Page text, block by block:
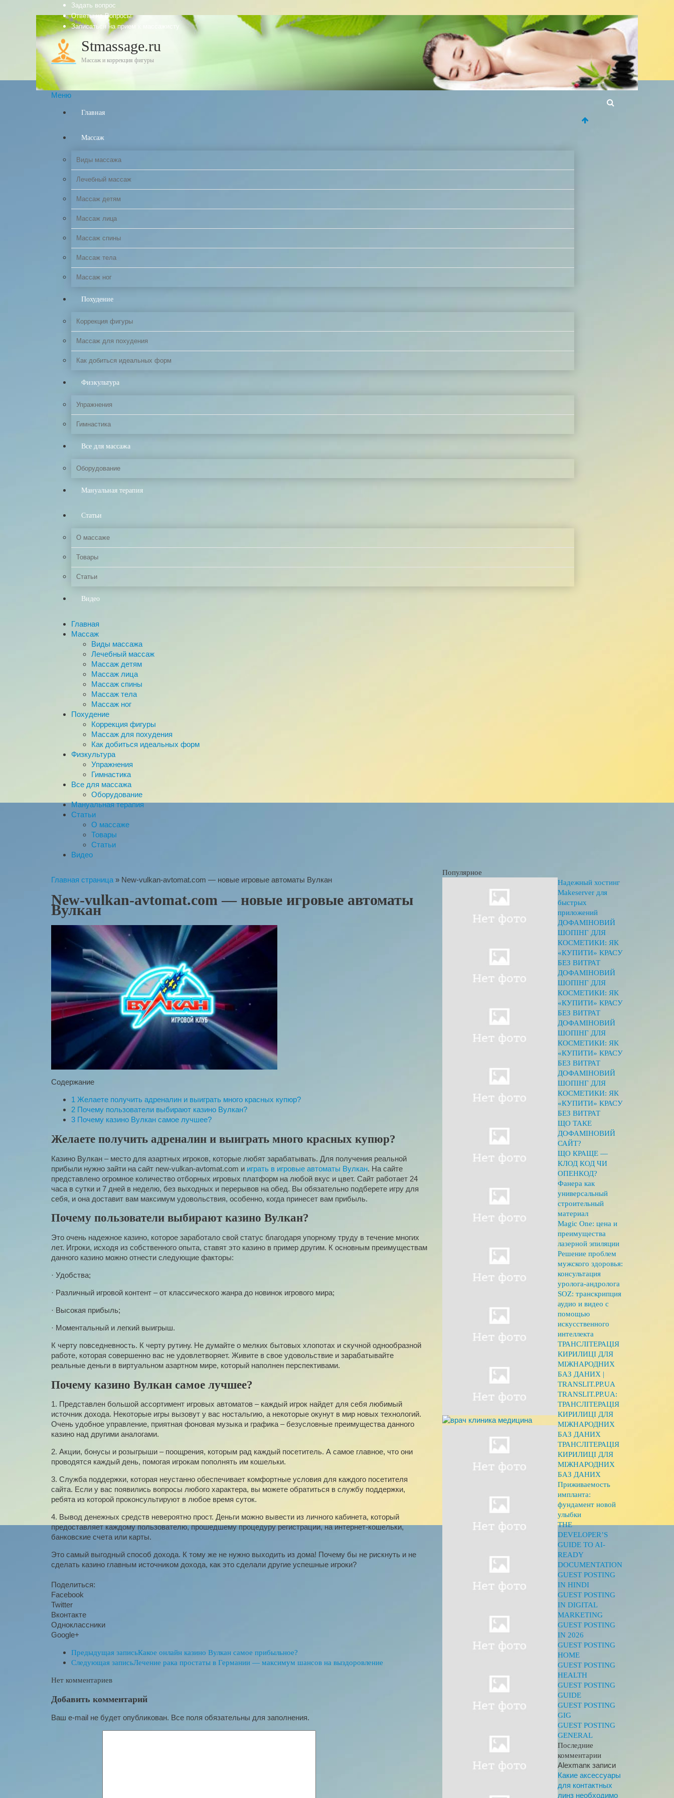
Задать вопрос
Ответы на Вопросы
Записаться на прием к массажисту
Stmassage.ru
Массаж и коррекция фигуры
Меню
Главная
Массаж
Виды массажа
Лечебный массаж
Массаж детям
Массаж лица
Массаж спины
Массаж тела
Массаж ног
Похудение
Коррекция фигуры
Массаж для похудения
Как добиться идеальных форм
Физкультура
Упражнения
Гимнастика
Все для массажа
Оборудование
Мануальная терапия
Статьи
О массаже
Товары
Статьи
Видео
Главная
Массаж
Виды массажа
Лечебный массаж
Массаж детям
Массаж лица
Массаж спины
Массаж тела
Массаж ног
Похудение
Коррекция фигуры
Массаж для похудения
Как добиться идеальных форм
Физкультура
Упражнения
Гимнастика
Все для массажа
Оборудование
Мануальная терапия
Статьи
О массаже
Товары
Статьи
Видео
Главная страница » New-vulkan-avtomat.com — новые игровые автоматы Вулкан
New-vulkan-avtomat.com — новые игровые автоматы
Вулкан
Содержание
1 Желаете получить адреналин и выиграть много красных купюр?
2 Почему пользователи выбирают казино Вулкан?
3 Почему казино Вулкан самое лучшее?
Желаете получить адреналин и выиграть много красных купюр?
Казино Вулкан – место для азартных игроков, которые любят зарабатывать. Для получения реальной
прибыли нужно зайти на сайт new-vulkan-avtomat.com и играть в игровые автоматы Вулкан. На сайте
представлено огромное количество отборных игровых платформ на любой вкус и цвет. Сайт работает 24
часа в сутки и 7 дней в неделю, без выходных и перерывов на обед. Вы обязательно подберете игру для
себя, и она доставит вам максимум удовольствия, особенно, когда принесет вам прибыль.
Почему пользователи выбирают казино Вулкан?
Это очень надежное казино, которое заработало свой статус благодаря упорному труду в течение многих
лет. Игроки, исходя из собственного опыта, ставят это казино в пример другим. К основным преимуществам
данного казино можно отнести следующие факторы:
· Удобства;
· Различный игровой контент – от классического жанра до новинок игрового мира;
· Высокая прибыль;
· Моментальный и легкий выигрыш.
К черту повседневность. К черту рутину. Не думайте о мелких бытовых хлопотах и скучной однообразной
работе, которая совершенно вас не удовлетворяет. Живите в свое удовольствие и зарабатывайте
реальные деньги в виртуальном азартном мире, который наполнен перспективами.
Почему казино Вулкан самое лучшее?
1. Представлен большой ассортимент игровых автоматов – каждый игрок найдет для себя любимый
источник дохода. Некоторые игры вызовут у вас ностальгию, а некоторые окунут в мир новых технологий.
Очень удобное управление, приятная фоновая музыка и графика – безусловные преимущества данного
казино над другими аналогами.
2. Акции, бонусы и розыгрыши – поощрения, которым рад каждый посетитель. А самое главное, что они
проводятся каждый день, помогая игрокам пополнять им кошельки.
3. Служба поддержки, которая неустанно обеспечивает комфортные условия для каждого посетителя
сайта. Если у вас появились вопросы любого характера, вы можете обратиться в службу поддержки,
ребята из которой проконсультируют в любое время суток.
4. Вывод денежных средств невероятно прост. Деньги можно вывести из личного кабинета, который
предоставляет каждому пользователю, прошедшему процедуру регистрации, наинтернет-кошельки,
банковские счета или карты.
Это самый выгодный способ дохода. К тому же не нужно выходить из дома! Почему бы не рискнуть и не
сделать казино главным источником дохода, как это сделали другие успешные игроки?
Поделиться:
Facebook
Twitter
Вконтакте
Одноклассники
Google+
Предыдущая записьКакое онлайн казино Вулкан самое прибыльное?
Следующая записьЛечение рака простаты в Германии — максимум шансов на выздоровление
Нет комментариев
Добавить комментарий
Ваш e-mail не будет опубликован. Все поля обязательны для заполнения.
Популярное
Надежный хостинг
Makeserver для
быстрых
приложений
ДОФАМІНОВИЙ
ШОПІНГ ДЛЯ
КОСМЕТИКИ: ЯК
«КУПИТИ» КРАСУ
БЕЗ ВИТРАТ
ДОФАМІНОВИЙ
ШОПІНГ ДЛЯ
КОСМЕТИКИ: ЯК
«КУПИТИ» КРАСУ
БЕЗ ВИТРАТ
ДОФАМІНОВИЙ
ШОПІНГ ДЛЯ
КОСМЕТИКИ: ЯК
«КУПИТИ» КРАСУ
БЕЗ ВИТРАТ
ДОФАМІНОВИЙ
ШОПІНГ ДЛЯ
КОСМЕТИКИ: ЯК
«КУПИТИ» КРАСУ
БЕЗ ВИТРАТ
ЩО ТАКЕ
ДОФАМІНОВИЙ
САЙТ?
ЩО КРАЩЕ —
КЛОД КОД ЧИ
ОПЕНКОД?
Фанера как
универсальный
строительный
материал
Magic One: цена и
преимущества
лазерной эпиляции
Решение проблем
мужского здоровья:
консультация
уролога-андролога
SOZ: транскрипция
аудио и видео с
помощью
искусственного
интеллекта
ТРАНСЛІТЕРАЦІЯ
КИРИЛИЦІ ДЛЯ
МІЖНАРОДНИХ
БАЗ ДАНИХ |
TRANSLIT.PP.UA
TRANSLIT.PP.UA:
ТРАНСЛІТЕРАЦІЯ
КИРИЛИЦІ ДЛЯ
МІЖНАРОДНИХ
БАЗ ДАНИХ
ТРАНСЛІТЕРАЦІЯ
КИРИЛИЦІ ДЛЯ
МІЖНАРОДНИХ
БАЗ ДАНИХ
Приживаемость
импланта:
фундамент новой
улыбки
THE
DEVELOPER’S
GUIDE TO AI-
READY
DOCUMENTATION
GUEST POSTING
IN HINDI
GUEST POSTING
IN DIGITAL
MARKETING
GUEST POSTING
IN 2026
GUEST POSTING
HOME
GUEST POSTING
HEALTH
GUEST POSTING
GUIDE
GUEST POSTING
GIG
GUEST POSTING
GENERAL
Последние
комментарии
Alexmanк записи
Какие аксессуары
для контактных
линз необходимо